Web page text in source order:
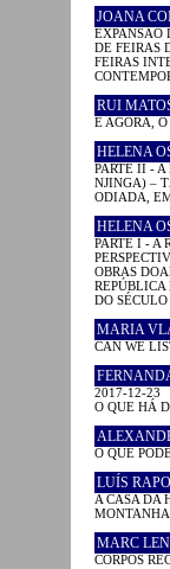
JOANA
EXPANSÃO
DE FEIRAS
FEIRAS
RUI
E AGORA,
HELENA
PARTE II -
NJINGA) –
ODIADA,
HELENA
PARTE I - A
OBRAS
REPÚBLICA
DO
MARIA
CAN WE
2017-12-23
O QUE HÁ
O QUE
LUÍS
A CASA DA
MARC
CORPOS